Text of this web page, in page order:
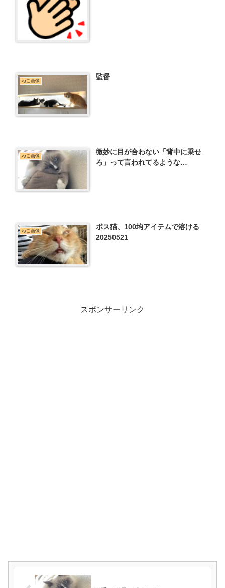
ねこ画像 監督
ねこ画像
微妙に目が合わない「背中に乗せ
ろ」って言われてるような…
ねこ画像
ボス猫、100均アイテムで溶ける
20250521
スポンサーリンク